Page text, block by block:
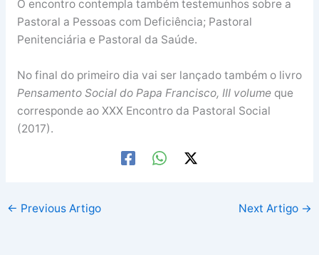
O encontro contempla também testemunhos sobre a
Pastoral a Pessoas com Deficiência; Pastoral
Penitenciária e Pastoral da Saúde.
No final do primeiro dia vai ser lançado também o livro
Pensamento Social do Papa Francisco, III volumeque
corresponde ao XXX Encontro da Pastoral Social
(2017).
← Previous Artigo Next Artigo →